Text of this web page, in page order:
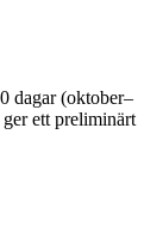
dagar (oktober–
ett preliminärt